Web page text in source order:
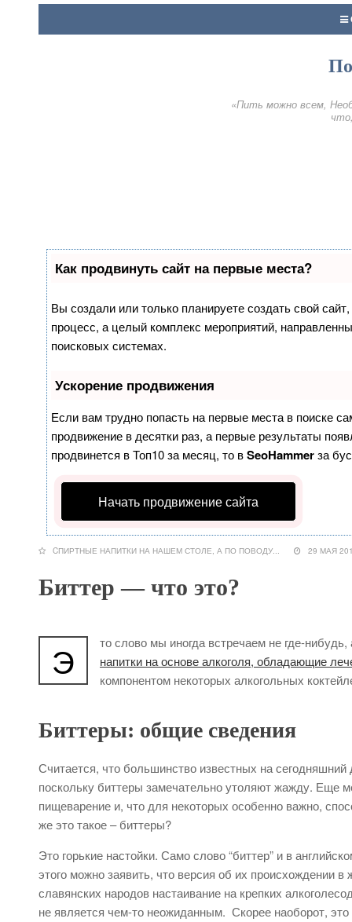
«Пить можно всем,
Как продвинуть сайт на первые места?
Вы создали или только планируете создать свой
процесс, а целый комплекс мероприятий,
поисковых системах.
Ускорение продвижения
Если вам трудно попасть на первые места в поиске
продвижение в десятки раз, а первые результаты
продвинется в Топ10 за месяц, то вSeoHammerза
Начать продвижение сайта
CПИРТНЫЕ НАПИТКИ НА НАШЕМ СТОЛЕ, А ПО ПОВОДУ... 29 МАЯ
Биттер — что это?
Э
то слово мы иногда встречаем не где-
напитки на основе алкоголя, обладающие
компонентом некоторых алкогольных
Биттеры: общие сведения
Считается, что большинство известных на
поскольку биттеры замечательно утоляют жажду. Еще
пищеварение и, что для некоторых особенно важно,
же это такое – биттеры?
Это горькие настойки. Само слово “биттер” и в
этого можно заявить, что версия об их происхождении
славянских народов настаивание на крепких
не является чем-то неожиданным. Скорее наоборот,